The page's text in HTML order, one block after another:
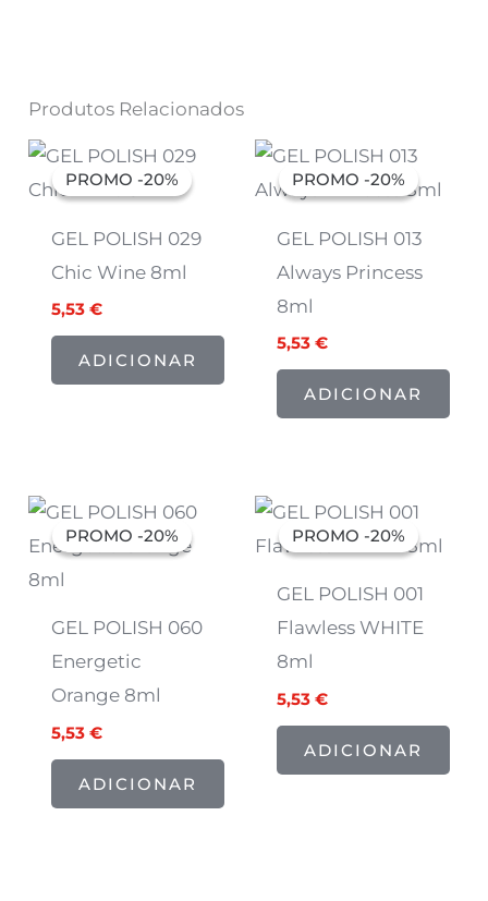
Produtos Relacionados
PROMO -20%
PROMO -20%
GEL POLISH 029
Chic Wine 8ml
O
preço
original
6,91 €.
5,53 €
O
preço
atual
5,53 €.
ADICIONAR
PROMO -20%
PROMO -20%
GEL POLISH 013
Always Princess
8ml
O
preço
original
6,91 €.
5,53€
O
preço
atual
5,53 €.
ADICIONAR
PROMO -20%
PROMO -20%
GEL POLISH 060
Energetic
Orange 8ml
O
preço
original
6,91 €.
5,53 €
O
preço
atual
ADICIONAR
PROMO -20%
PROMO -20%
GEL POLISH 001
Flawless WHITE
8ml
O
preço
original
6,91 €.
5,53€
O
preço
atual
5,53 €.
ADICIONAR